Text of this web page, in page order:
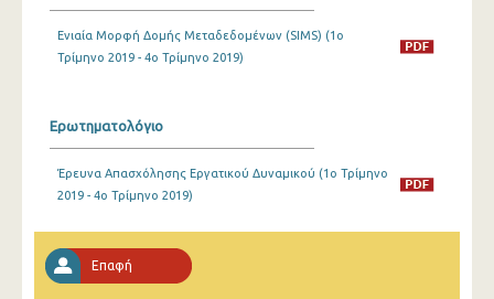
3o Τρίμηνο 2023
1o Τρίμηνο 2023
3o Τρίμηνο 2022
1o Τρίμηνο 2022
Ενιαία Μορφή Δομής Μεταδεδομένων (SIMS) (1o
Τρίμηνο 2019 - 4o Τρίμηνο 2019)
Ερωτηματολόγιο
Έρευνα Απασχόλησης Εργατικού Δυναμικού (1o Τρίμηνο
2019 - 4o Τρίμηνο 2019)
Επαφή